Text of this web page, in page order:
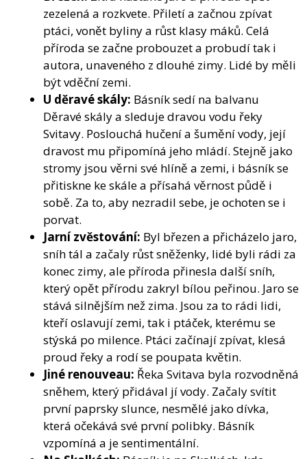
zezelená a rozkvete. Přiletí a začnou zpívat
ptáci, vonět byliny a růst klasy máků. Celá
příroda se začne probouzet a probudí tak i
autora, unaveného z dlouhé zimy. Lidé by měli
být vděční zemi.
U děravé skály: Básník sedí na balvanu
Děravé skály a sleduje dravou vodu řeky
Svitavy. Poslouchá hučení a šumění vody, její
dravost mu připomíná jeho mládí. Stejně jako
stromy jsou věrni své hlíně a zemi, i básník se
přitiskne ke skále a přísahá věrnost půdě i
sobě. Za to, aby nezradil sebe, je ochoten se i
porvat.
Jarní zvěstování: Byl březen a přicházelo jaro,
sníh tál a začaly růst sněženky, lidé byli rádi za
konec zimy, ale příroda přinesla další sníh,
který opět přírodu zakryl bílou peřinou. Jaro se
stává silnějším než zima. Jsou za to rádi lidi,
kteří oslavují zemi, tak i ptáček, kterému se
stýská po milence. Ptáci začínají zpívat, klesá
proud řeky a rodí se poupata květin.
Jiné renouveau: Řeka Svitava byla rozvodněná
sněhem, který přidával jí vody. Začaly svítit
první paprsky slunce, nesmělé jako dívka,
která očekává své první polibky. Básník
vzpomíná a je sentimentální.